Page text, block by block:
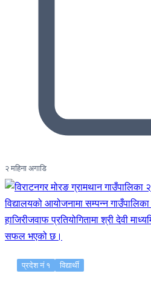
२ महिना अगाडि
प्रदेश नं १ विद्यार्थी